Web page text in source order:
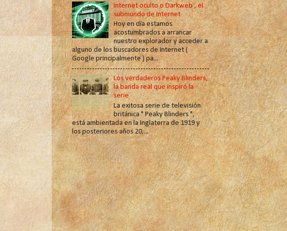
Internet oculto o Darkweb , el
submundo de Internet
Hoy en día estamos
acostumbrados a arrancar
nuestro explorador y acceder a
alguno de los buscadores de Internet (
Google principalmente ) pa...
Los verdaderos Peaky Blinders,
la banda real que inspiró la
serie
La exitosa serie de televisión
británica " Peaky Blinders ",
está ambientada en la Inglaterra de 1919 y
los posteriores años 20,...